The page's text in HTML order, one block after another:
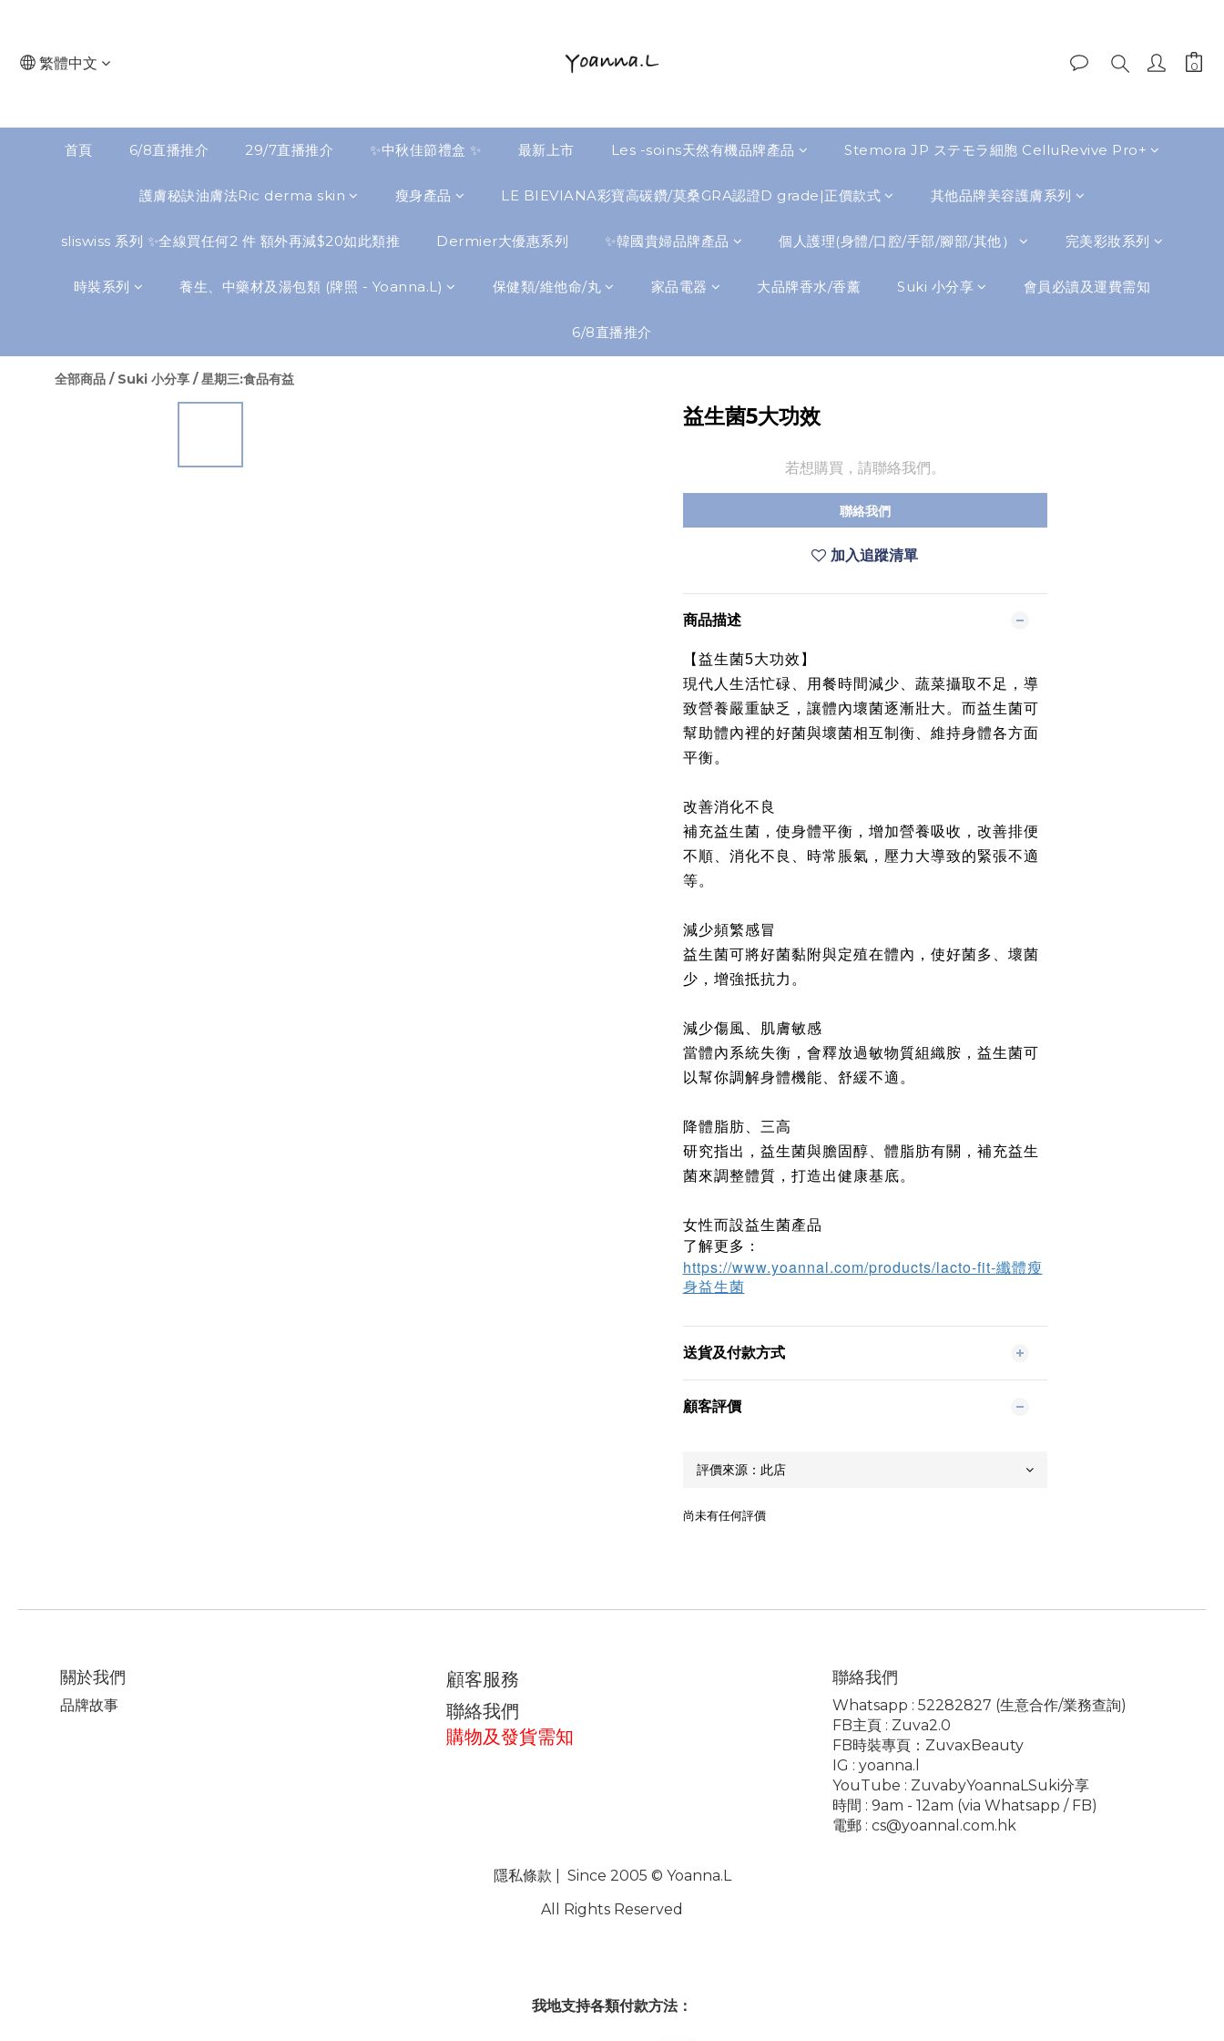
繁體中文
首頁 6/8直播推介 29/7直播推介 ✨中秋佳節禮盒 ✨ 最新上市 Les -soins天然有機品牌產品 Stemora JP ステモラ細胞 CelluRevive Pro+
護膚秘訣油膚法Ric derma skin 瘦身產品 LE BIEVIANA彩寶高碳鑽/莫桑GRA認證D grade|正價款式 其他品牌美容護膚系列
sliswiss 系列 ✨全線買任何2 件 額外再減$20如此類推 Dermier大優惠系列 ✨韓國貴婦品牌產品 個人護理(身體/口腔/手部/腳部/其他） 完美彩妝系列
時裝系列 養生、中藥材及湯包類 (牌照 - Yoanna.L) 保健類/維他命/丸 家品電器 大品牌香水/香薰 Suki 小分享 會員必讀及運費需知
6/8直播推介
全部商品 / Suki 小分享 /星期三:食品有益
益生菌5大功效
若想購買，請聯絡我們。
聯絡我們
加入追蹤清單
商品描述
【益生菌5大功效】
現代人生活忙碌、用餐時間減少、蔬菜攝取不足，導
致營養嚴重缺乏，讓體內壞菌逐漸壯大。而益生菌可
幫助體內裡的好菌與壞菌相互制衡、維持身體各方面
平衡。
改善消化不良
補充益生菌，使身體平衡，增加營養吸收，改善排便
不順、消化不良、時常脹氣，壓力大導致的緊張不適
等。
減少頻繁感冒
益生菌可將好菌黏附與定殖在體內，使好菌多、壞菌
少，增強抵抗力。
減少傷風、肌膚敏感
當體內系統失衡，會釋放過敏物質組織胺，益生菌可
以幫你調解身體機能、舒緩不適。
降體脂肪、三高
研究指出，益生菌與膽固醇、體脂肪有關，補充益生
菌來調整體質，打造出健康基底。
女性而設益生菌產品
了解更多：
https://www.yoannal.com/products/lacto-fit-纖體瘦
身益生菌
送貨及付款方式
顧客評價
尚未有任何評價
關於我們
品牌故事
顧客服務
聯絡我們
購物及發貨需知
聯絡我們
Whatsapp : 52282827 (生意合作/業務查詢)
FB主頁 : Zuva2.0
FB時裝專頁： ZuvaxBeauty
IG : yoanna.l
YouTube : ZuvabyYoannaLSuki分享
時間 : 9am - 12am (via Whatsapp / FB)
電郵 : cs@yoannal.com.hk
隱私條款 | Since 2005 © Yoanna.L
All Rights Reserved
我地支持各類付款方法：